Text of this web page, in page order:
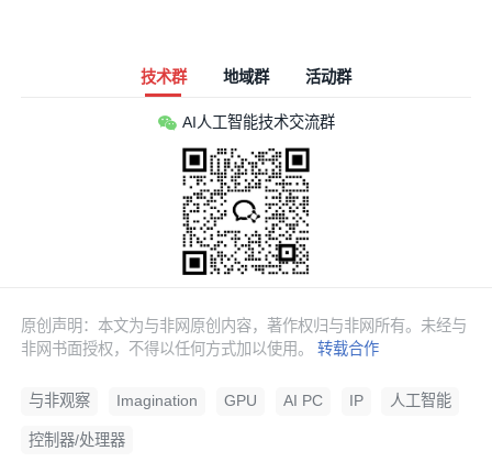
技术群 地域群 活动群
AI人工智能技术交流群
原创声明：本文为与非网原创内容，著作权归与非网所有。未经与
非网书面授权，不得以任何方式加以使用。转载合作
与非观察 Imagination GPU AI PC IP 人工智能
控制器/处理器